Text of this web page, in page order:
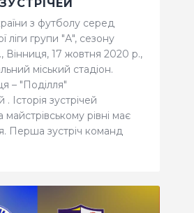
з футболу серед
ліги групи "А", сезону
Вінниця, 17 жовтня 2020 р.,
міський стадіон.
– "Поділля"
Історія зустрічей
майстрівському рівні має
Перша зустріч команд